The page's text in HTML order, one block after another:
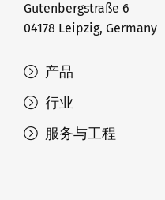
产品
行业
服务与工程
Gutenbergstraße 6
04178 Leipzig, Germany